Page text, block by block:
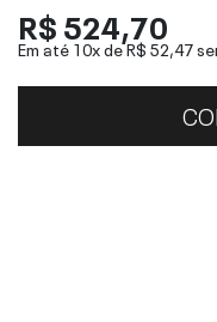
R$ 524,70
Em até 10x deR$ 52,47